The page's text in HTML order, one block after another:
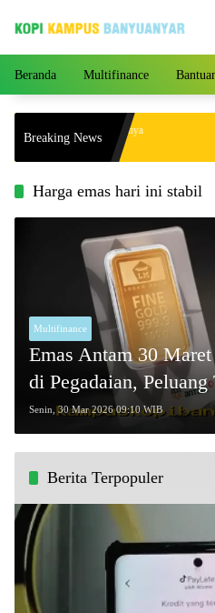
Beranda Multifinance
Breaking News
yang Akhirnya Punya
Menikah!
Harga emas hari ini stabil
Multifinance
Emas Antam 30
di Pegadaian,
Investasi? Senin, 30 Mar 2026 09:10 WIB
Berita Terpopuler